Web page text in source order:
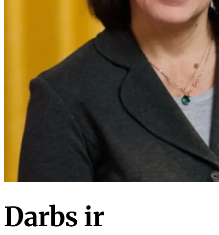
Darbs ir